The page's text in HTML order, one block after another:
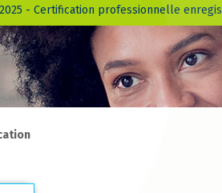
- Certification professionnelle